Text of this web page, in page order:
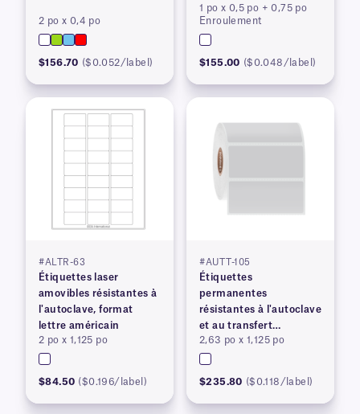
2 po x 0,4 po
$156.70 ($0.052/label)
1 po x 0,5 po + 0,75 po
Enroulement
$155.00 ($0.048/label)
#ALTR-63
Étiquettes laser
amovibles résistantes à
l'autoclave, format
lettre américain
2 po x 1,125 po
$84.50 ($0.196/label)
#AUTT-105
Étiquettes
permanentes
résistantes à l'autoclave
et au transfert
thermique
2,63 po x 1,125 po
$235.80 ($0.118/label)